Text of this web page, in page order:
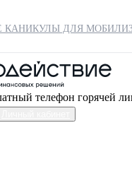
КАНИКУЛЫ ДЛЯ
телефон горячей